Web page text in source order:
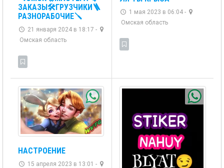
ЗАКАЗЫ🛠️ГРУЗЧИКИ🪜
РАЗНОРАБОЧИЕ🪛
21 января 2024 в 18:17 -
Омская область
1 мая 2023 в 06:04 -
Омская область
НАСТРОЕНИЕ
15 апреля 2023 в 13:01 -